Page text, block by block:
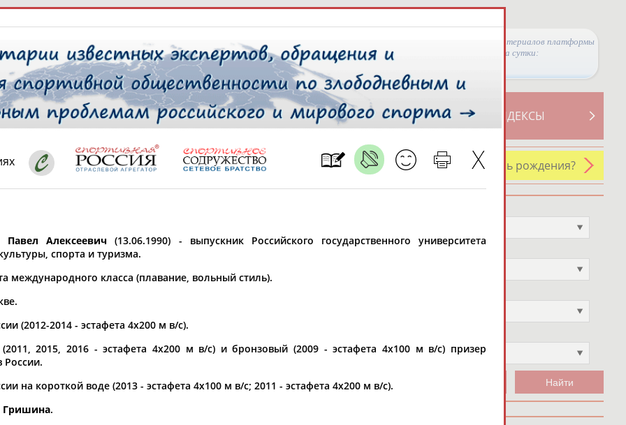
Просмотры материалов платформы
за сутки:
СВОДНЫЕ ИНДЕКСЫ
ТАБЛО АКТИВНОСТИ
РЕСУРСНАЯ ПЛОЩАДКА
У кого сегодня день рождения?
* для действующих спортсменов
рождения
чч мм год по чч мм год
Не выбран
Алексеевич (13.06.1990) - выпускник Российского государственного университета
спорта и туризма.
международного класса (плавание, вольный стиль).
(2012-2014 - эстафета 4х200 м в/с).
2015, 2016 - эстафета 4х200 м в/с) и бронзовый (2009 - эстафета 4х100 м в/с) призер
России.
на короткой воде (2013 - эстафета 4х100 м в/с; 2011 - эстафета 4х200 м в/с).
Гришина.